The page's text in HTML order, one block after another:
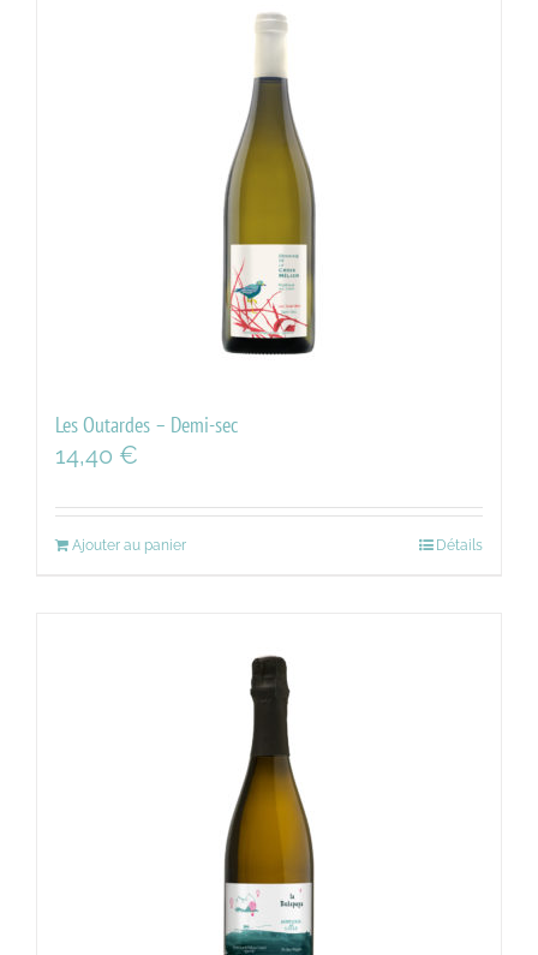
Les Outardes – Demi-sec
14,40 €
Ajouter au panier Détails